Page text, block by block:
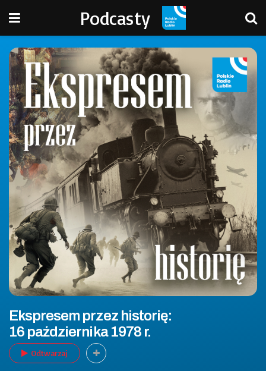
Podcasty
Ekspresem przez historię:
16 października 1978 r.
Odtwarzaj